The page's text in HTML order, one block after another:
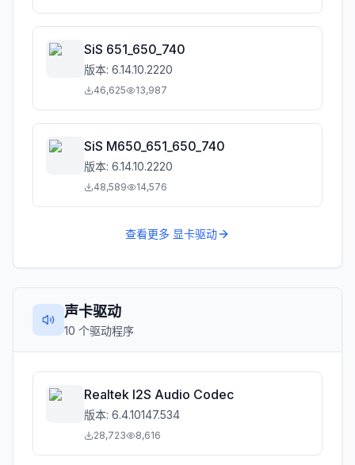
SiS 651_650_740
版本: 6.14.10.2220
46,625 13,987
SiS M650_651_650_740
版本: 6.14.10.2220
48,589 14,576
查看更多 显卡驱动
声卡驱动
10 个驱动程序
Realtek I2S Audio Codec
版本: 6.4.10147.534
28,723 8,616